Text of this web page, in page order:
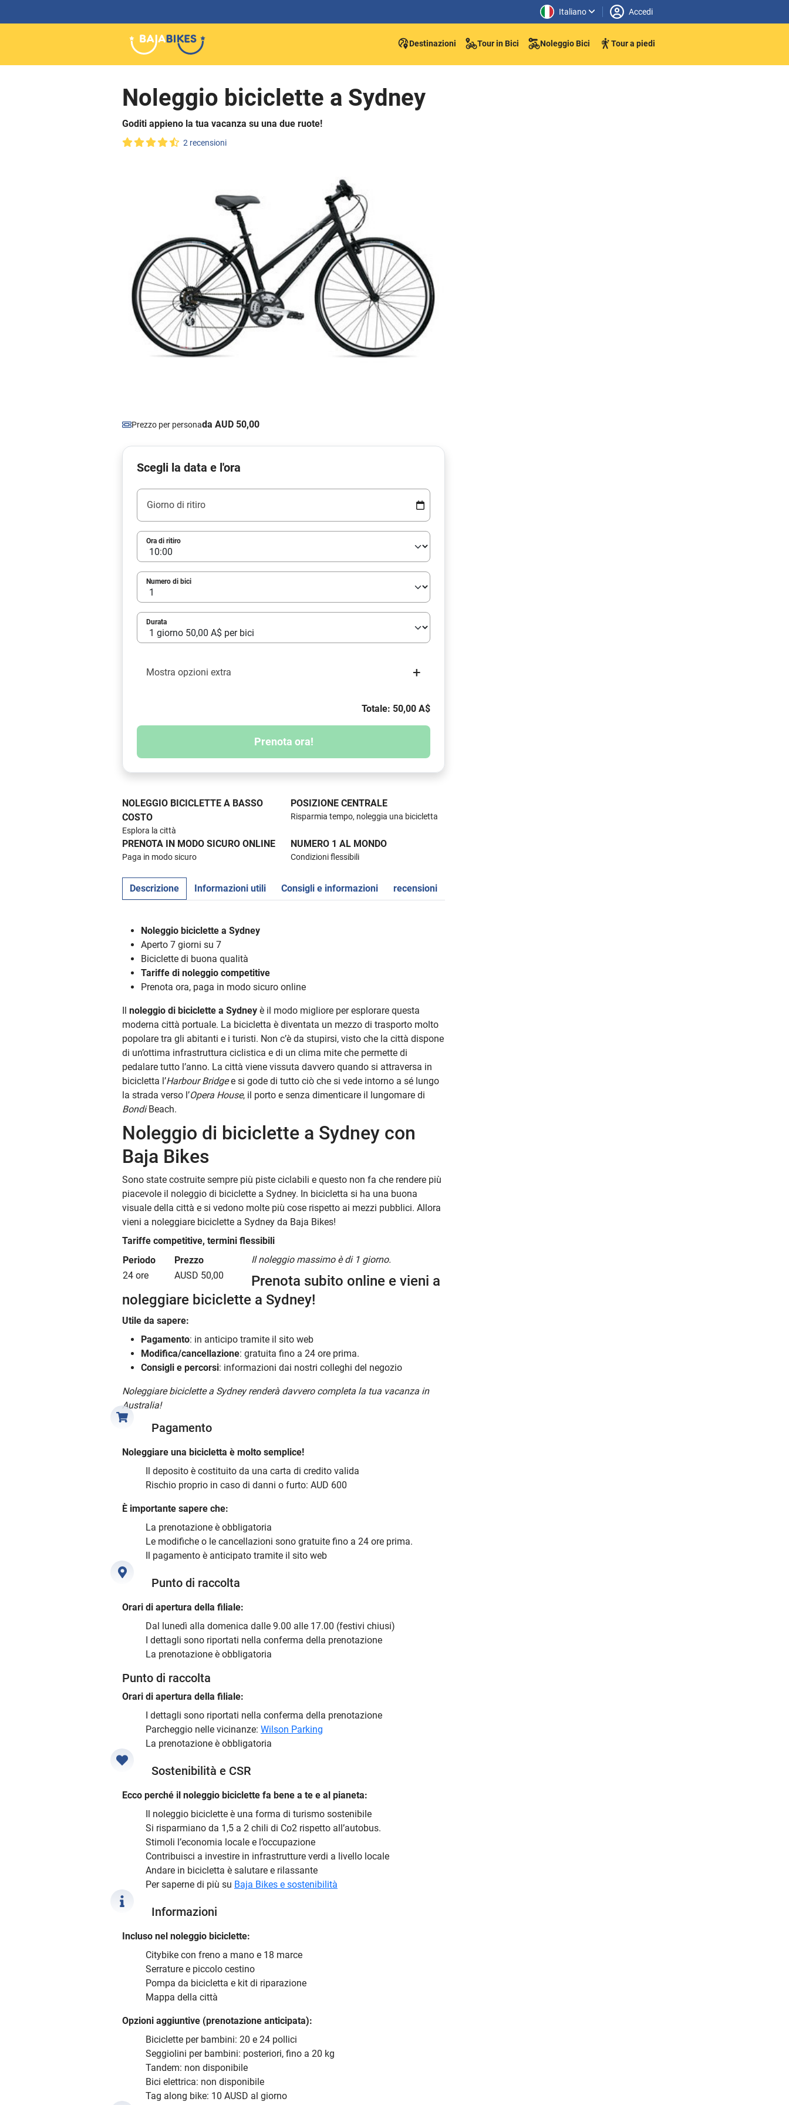
Italiano Accedi
Destinazioni Tour in Bici Noleggio Bici Tour a piedi
Noleggio biciclette a Sydney
Goditi appieno la tua vacanza su una due ruote!
2 recensioni
Prezzo per personada AUD 50,00
Scegli la data e l'ora
Giorno di ritiro
Ora di ritiro
Numero di bici
Durata
Mostra opzioni extra +
Totale: 50,00 A$
Prenota ora!
NOLEGGIO BICICLETTE A BASSO
COSTO
Esplora la città
POSIZIONE CENTRALE
Risparmia tempo, noleggia una bicicletta
PRENOTA IN MODO SICURO ONLINE
Paga in modo sicuro
NUMERO 1 AL MONDO
Condizioni flessibili
Descrizione Informazioni utili Consigli e informazioni recensioni
Noleggio biciclette a Sydney
Aperto 7 giorni su 7
Biciclette di buona qualità
Tariffe di noleggio competitive
Prenota ora, paga in modo sicuro online
noleggio di biciclette a Sydney è il modo migliore per esplorare questa
moderna città portuale. La bicicletta è diventata un mezzo di trasporto molto
popolare tra gli abitanti e i turisti. Non c’è da stupirsi, visto che la città dispone
di un’ottima infrastruttura ciclistica e di un clima mite che permette di
pedalare tutto l’anno. La città viene vissuta davvero quando si attraversa in
bicicletta l’Harbour Bridgee si gode di tutto ciò che si vede intorno a sé lungo
la strada verso l’Opera House, il porto e senza dimenticare il lungomare di
BondiBeach.
Noleggio di biciclette a Sydney con
Baja Bikes
Sono state costruite sempre più piste ciclabili e questo non fa che rendere più
piacevole il noleggio di biciclette a Sydney. In bicicletta si ha una buona
visuale della città e si vedono molte più cose rispetto ai mezzi pubblici. Allora
vieni a noleggiare biciclette a Sydney da Baja Bikes!
Tariffe competitive, termini flessibili
Periodo
Prezzo
24 ore
AUSD 50,00
Il noleggio massimo è di 1 giorno.
Prenota subito online e vieni a
noleggiare biciclette a Sydney!
Utile da sapere:
Pagamento: in anticipo tramite il sito web
Modifica/cancellazione: gratuita fino a 24 ore prima.
Consigli e percorsi: informazioni dai nostri colleghi del negozio
Noleggiare biciclette a Sydney renderà davvero completa la tua vacanza in
Australia!
Pagamento
Noleggiare una bicicletta è molto semplice!
Il deposito è costituito da una carta di credito valida
Rischio proprio in caso di danni o furto: AUD 600
È importante sapere che:
La prenotazione è obbligatoria
Le modifiche o le cancellazioni sono gratuite fino a 24 ore prima.
Il pagamento è anticipato tramite il sito web
Punto di raccolta
Orari di apertura della filiale:
Dal lunedì alla domenica dalle 9.00 alle 17.00 (festivi chiusi)
I dettagli sono riportati nella conferma della prenotazione
La prenotazione è obbligatoria
Punto di raccolta
Orari di apertura della filiale:
I dettagli sono riportati nella conferma della prenotazione
Parcheggio nelle vicinanze: Wilson Parking
La prenotazione è obbligatoria
Sostenibilità e CSR
Ecco perché il noleggio biciclette fa bene a te e al pianeta:
Il noleggio biciclette è una forma di turismo sostenibile
Si risparmiano da 1,5 a 2 chili di Co2 rispetto all’autobus.
Stimoli l’economia locale e l’occupazione
Contribuisci a investire in infrastrutture verdi a livello locale
Andare in bicicletta è salutare e rilassante
Per saperne di più su Baja Bikes e sostenibilità
Informazioni
Incluso nel noleggio biciclette:
Citybike con freno a mano e 18 marce
Serrature e piccolo cestino
Pompa da bicicletta e kit di riparazione
Mappa della città
Opzioni aggiuntive (prenotazione anticipata):
Biciclette per bambini: 20 e 24 pollici
Seggiolini per bambini: posteriori, fino a 20 kg
Tandem: non disponibile
Bici elettrica: non disponibile
Tag along bike: 10 AUSD al giorno